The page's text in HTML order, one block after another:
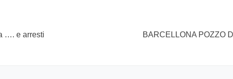
…. e arresti
BARCELLONA POZZO